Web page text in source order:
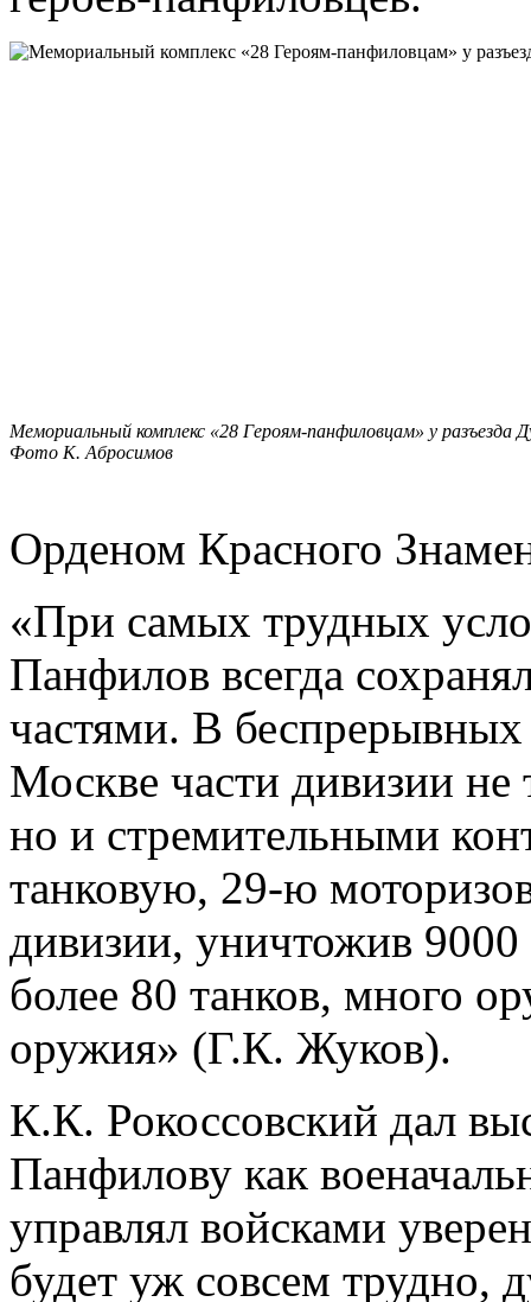
Мемориальный комплекс «28 Героям-панфиловцам» у разъезда
Фото К. Абросимов
Орденом Красного
«При самых трудных
Панфилов всегда
частями. В
Москве части дивизии не
но и стремительными
танковую, 29-ю
дивизии, уничтожив
более 80 танков, много
оружия» (Г.К. Жуков).
К.К. Рокоссовский дал
Панфилову как
управлял войсками
будет уж совсем трудно,